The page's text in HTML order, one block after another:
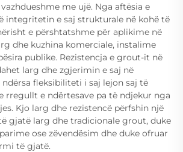
me ujë. Nga aftësia e
integritetin e saj strukturale në kohë të
e përshtatshme për aplikime në
dhe kuzhina komerciale, instalime
publike. Rezistencja e grout-it në
larg dhe zgjerimin e saj në
fleksibiliteti i saj lejon saj të
rregullt e ndërtesave pa të ndjekur nga
Kjo larg dhe rezistencë përfshin një
gjatë larg dhe tradicionale grout, duke
ose zëvendësim dhe duke ofruar
të gjatë.